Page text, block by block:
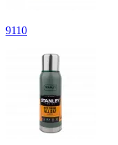
9110